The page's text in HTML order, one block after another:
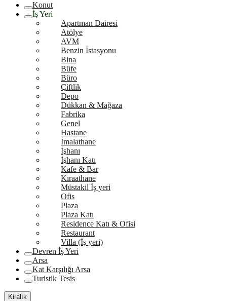
Konut
İş Yeri
Apartman Dairesi
Atölye
AVM
Benzin İstasyonu
Bina
Büfe
Büro
Çiftlik
Depo
Dükkan & Mağaza
Fabrika
Genel
Hastane
İmalathane
İşhanı
İşhanı Katı
Kafe & Bar
Kıraathane
Müstakil İş yeri
Ofis
Plaza
Plaza Katı
Residence Katı & Ofisi
Restaurant
Villa (İş yeri)
Devren İş Yeri
Arsa
Kat Karşılığı Arsa
Turistik Tesis
Kiralık